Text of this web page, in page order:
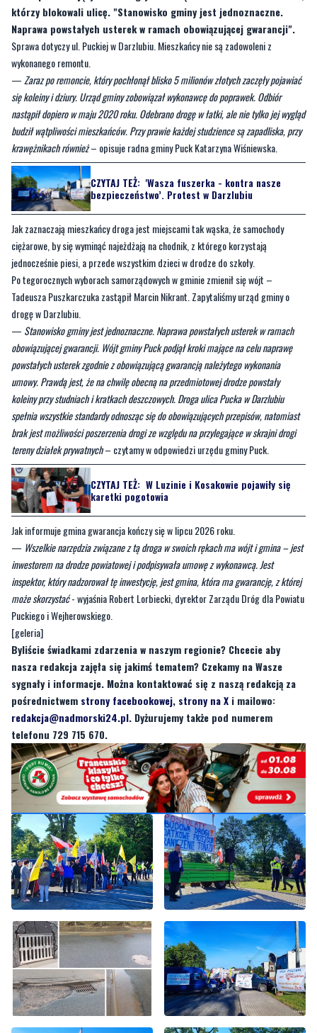
którzy blokowali ulicę. "Stanowisko gminy jest jednoznaczne.
Naprawa powstałych usterek w ramach obowiązującej gwarancji".
Sprawa dotyczy ul. Puckiej w Darzlubiu. Mieszkańcy nie są zadowoleni z
wykonanego remontu.
—Zaraz po remoncie, który pochłonął blisko 5 milionów złotych zaczęły pojawiać
się koleiny i dziury. Urząd gminy zobowiązał wykonawcę do poprawek. Odbiór
nastąpił dopiero w maju 2020 roku. Odebrano drogę w łatki, ale nie tylko jej wygląd
budził wątpliwości mieszkańców. Przy prawie każdej studzience są zapadliska, przy
krawężnikach również– opisuje radna gminy Puck Katarzyna Wiśniewska.
CZYTAJ TEŻ: 'Wasza fuszerka - kontra nasze
bezpieczeństwo’. Protest w Darzlubiu
Jak zaznaczają mieszkańcy droga jest miejscami tak wąska, że samochody
ciężarowe, by się wyminąć najeżdżają na chodnik, z którego korzystają
jednocześnie piesi, a przede wszystkim dzieci w drodze do szkoły.
Po tegorocznych wyborach samorządowych w gminie zmienił się wójt –
Tadeusza Puszkarczuka zastąpił Marcin Nikrant. Zapytaliśmy urząd gminy o
drogę w Darzlubiu.
— Stanowisko gminy jest jednoznaczne. Naprawa powstałych usterek w ramach
obowiązującej gwarancji. Wójt gminy Puck podjął kroki mające na celu naprawę
powstałych usterek zgodnie z obowiązującą gwarancją należytego wykonania
umowy. Prawdą jest, że na chwilę obecną na przedmiotowej drodze powstały
koleiny przy studniach i kratkach deszczowych. Droga ulica Pucka w Darzlubiu
spełnia wszystkie standardy odnosząc się do obowiązujących przepisów, natomiast
brak jest możliwości poszerzenia drogi ze względu na przylegające w skrajni drogi
tereny działek prywatnych– czytamy w odpowiedzi urzędu gminy Puck.
CZYTAJ TEŻ: W Luzinie i Kosakowie pojawiły się
karetki pogotowia
Jak informuje gmina gwarancja kończy się w lipcu 2026 roku.
— Wszelkie narzędzia związane z tą droga w swoich rękach ma wójt i gmina – jest
inwestorem na drodze powiatowej i podpisywała umowę z wykonawcą. Jest
inspektor, który nadzorował tę inwestycję, jest gmina, która ma gwarancję, z której
może skorzystać- wyjaśnia Robert Lorbiecki, dyrektor Zarządu Dróg dla Powiatu
Puckiego i Wejherowskiego.
[geleria]
Byliście świadkami zdarzenia w naszym regionie? Chcecie aby
nasza redakcja zajęła się jakimś tematem? Czekamy na Wasze
sygnały i informacje. Można kontaktować się z naszą redakcją za
pośrednictwem strony facebookowej, strony na X i mailowo:
redakcja@nadmorski24.pl. Dyżurujemy także pod numerem
telefonu 729 715 670.